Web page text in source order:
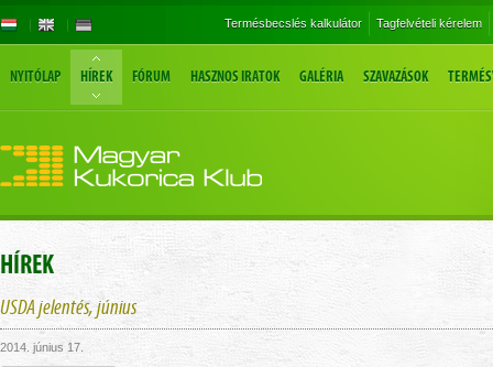
Termésbecslés kalkulátor Tagfelvételi kérelem
NYITÓLAP HÍREK FÓRUM HASZNOS IRATOK GALÉRIA SZAVAZÁSOK
HÍREK
USDA jelentés, június
2014. június 17.